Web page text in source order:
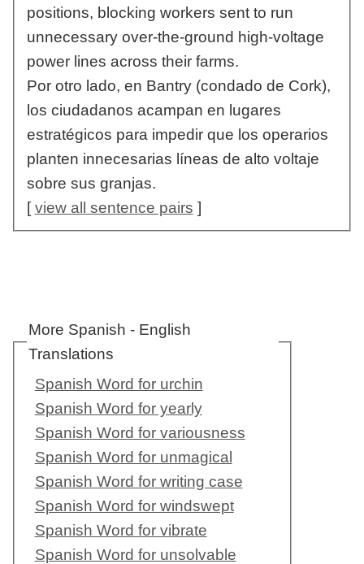
positions, blocking workers sent to run
unnecessary over-the-ground high-voltage
power lines across their farms.
Por otro lado, en Bantry (condado de Cork),
los ciudadanos acampan en lugares
estratégicos para impedir que los operarios
planten innecesarias líneas de alto voltaje
sobre sus granjas.
[view all sentence pairs ]
More Spanish - English
Translations
Spanish Word for urchin
Spanish Word for yearly
Spanish Word for variousness
Spanish Word for unmagical
Spanish Word for writing case
Spanish Word for windswept
Spanish Word for vibrate
Spanish Word for unsolvable